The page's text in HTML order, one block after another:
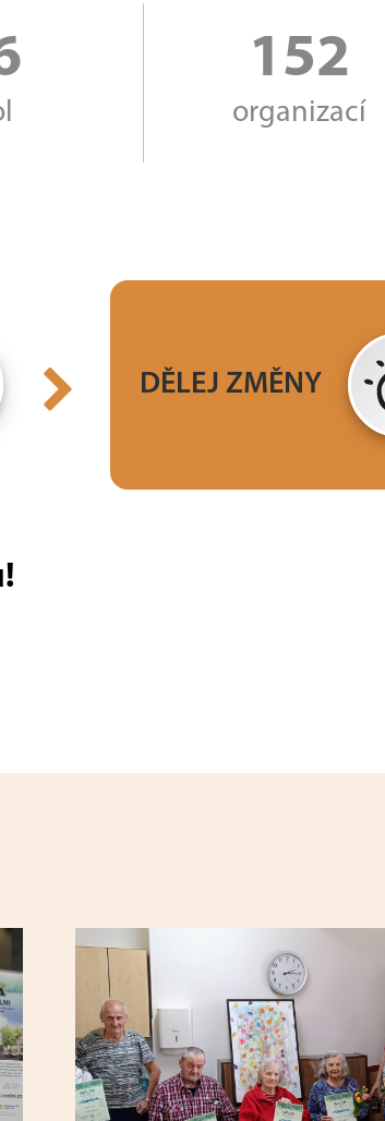
152
organizací
DĚLEJ ZMĚNY
změny nejen na
sobě ale i ve svém